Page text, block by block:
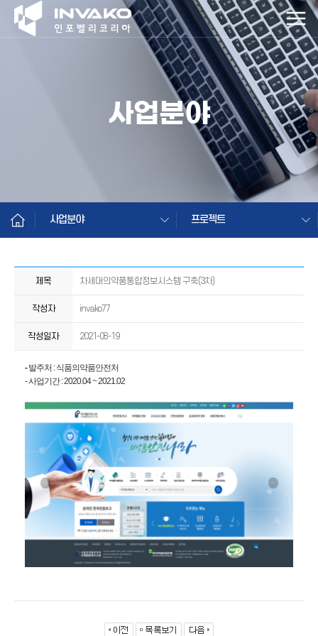
사업분야
사업분야 프로젝트
제목 차세대의약품통합정보시스템 구축(3차)
작성자 invako77
작성일자 2021-08-19
-발주처 : 식품의약품안전처
- 사업기간 : 2020.04 ~ 2021.02